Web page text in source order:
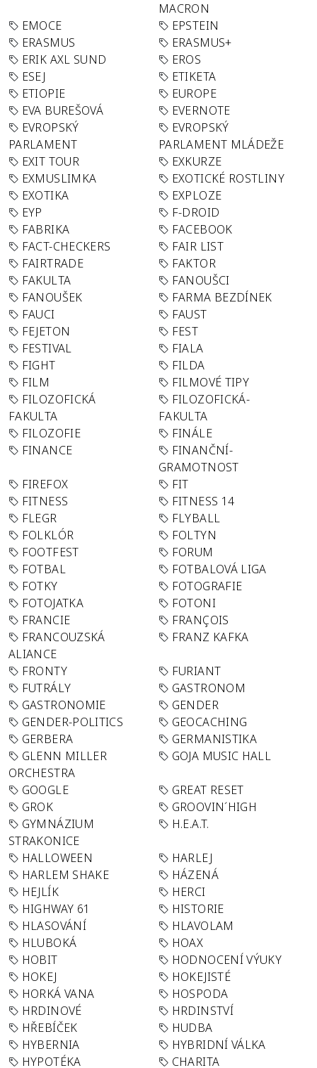
MACRON
EMOCE
EPSTEIN
ERASMUS
ERASMUS+
ERIK AXL SUND
EROS
ESEJ
ETIKETA
ETIOPIE
EUROPE
EVA BUREŠOVÁ
EVERNOTE
EVROPSKÝ
PARLAMENT
EVROPSKÝ
PARLAMENT MLÁDEŽE
EXIT TOUR
EXKURZE
EXMUSLIMKA
EXOTICKÉ ROSTLINY
EXOTIKA
EXPLOZE
EYP
F-DROID
FABRIKA
FACEBOOK
FACT-CHECKERS
FAIR LIST
FAIRTRADE
FAKTOR
FAKULTA
FANOUŠCI
FANOUŠEK
FARMA BEZDÍNEK
FAUCI
FAUST
FEJETON
FEST
FESTIVAL
FIALA
FIGHT
FILDA
FILM
FILMOVÉ TIPY
FILOZOFICKÁ
FAKULTA
FILOZOFICKÁ-
FAKULTA
FILOZOFIE
FINÁLE
FINANCE
FINANČNÍ-
GRAMOTNOST
FIREFOX
FIT
FITNESS
FITNESS 14
FLEGR
FLYBALL
FOLKLÓR
FOLTYN
FOOTFEST
FORUM
FOTBAL
FOTBALOVÁ LIGA
FOTKY
FOTOGRAFIE
FOTOJATKA
FOTONI
FRANCIE
FRANÇOIS
FRANCOUZSKÁ
ALIANCE
FRANZ KAFKA
FRONTY
FURIANT
FUTRÁLY
GASTRONOM
GASTRONOMIE
GENDER
GENDER-POLITICS
GEOCACHING
GERBERA
GERMANISTIKA
GLENN MILLER
ORCHESTRA
GOJA MUSIC HALL
GOOGLE
GREAT RESET
GROK
GROOVIN´HIGH
GYMNÁZIUM
STRAKONICE
H.E.A.T.
HALLOWEEN
HARLEJ
HARLEM SHAKE
HÁZENÁ
HEJLÍK
HERCI
HIGHWAY 61
HISTORIE
HLASOVÁNÍ
HLAVOLAM
HLUBOKÁ
HOAX
HOBIT
HODNOCENÍ VÝUKY
HOKEJ
HOKEJISTÉ
HORKÁ VANA
HOSPODA
HRDINOVÉ
HRDINSTVÍ
HŘEBÍČEK
HUDBA
HYBERNIA
HYBRIDNÍ VÁLKA
HYPOTÉKA
CHARITA